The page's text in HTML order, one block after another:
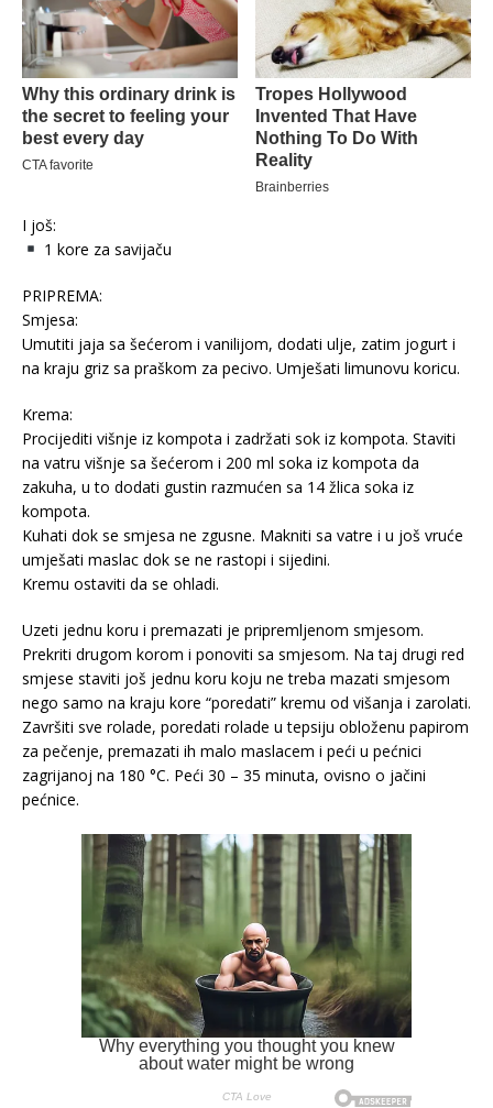
I još:
1 kore za savijaču
PRIPREMA:
Smjesa:
Umutiti jaja sa šećerom i vanilijom, dodati ulje, zatim jogurt i
na kraju griz sa praškom za pecivo. Umješati limunovu koricu.
Krema:
Procijediti višnje iz kompota i zadržati sok iz kompota. Staviti
na vatru višnje sa šećerom i 200 ml soka iz kompota da
zakuha, u to dodati gustin razmućen sa 14 žlica soka iz
kompota.
Kuhati dok se smjesa ne zgusne. Makniti sa vatre i u još vruće
umješati maslac dok se ne rastopi i sijedini.
Kremu ostaviti da se ohladi.
Uzeti jednu koru i premazati je pripremljenom smjesom.
Prekriti drugom korom i ponoviti sa smjesom. Na taj drugi red
smjese staviti još jednu koru koju ne treba mazati smjesom
nego samo na kraju kore “poredati” kremu od višanja i zarolati.
Završiti sve rolade, poredati rolade u tepsiju obloženu papirom
za pečenje, premazati ih malo maslacem i peći u pećnici
zagrijanoj na 180 °C. Peći 30 – 35 minuta, ovisno o jačini
pećnice.